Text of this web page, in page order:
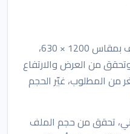
إذا كان موقع يطلب صورة غلاف بمقاس 1200 × 630،
من العرض والارتفاع
من المطلوب، غيّر الحجم
تحقق من حجم الملف